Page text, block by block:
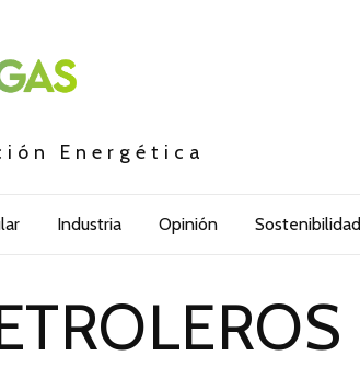
Energética
Industria Opinión Sostenibilidad